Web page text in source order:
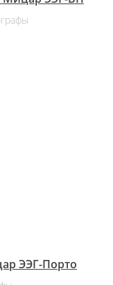
ЭЭГ-Порто